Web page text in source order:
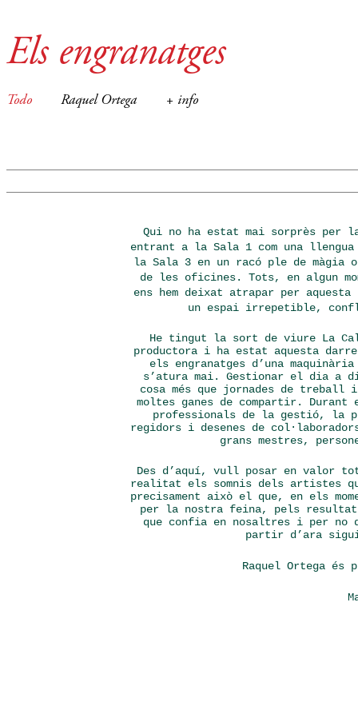
Els engranatges
Todo Raquel Ortega + info
Qui no ha estat mai sorprès per
entrant a la Sala 1 com una
la Sala 3 en un racó ple de màgia
de les oficines. Tots, en algun
ens hem deixat atrapar per
un espai irrepetible,
He tingut la sort de viure La
productora i ha estat aquesta
els engranatges d’una
s’atura mai. Gestionar el dia a
cosa més que jornades de
moltes ganes de compartir.
professionals de la gestió, la
regidors i desenes de
grans mestres,
Des d’aquí, vull posar en valor
realitat els somnis dels artistes
precisament això el que, en els
per la nostra feina, pels
que confia en nosaltres i per no
partir d’ara
Raquel Ortega és